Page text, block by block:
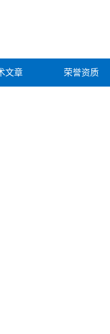
文章 荣誉资质